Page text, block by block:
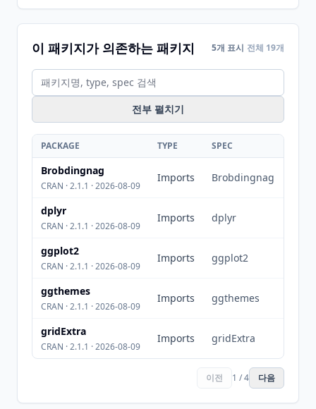
이 패키지가 의존하는 패키지 5개 표시 전체 19개
전부 펼치기
PACKAGE TYPE SPEC
Brobdingnag
CRAN · 2.1.1 · 2026-08-09
Imports Brobdingnag
dplyr
CRAN · 2.1.1 · 2026-08-09
Imports dplyr
ggplot2
CRAN · 2.1.1 · 2026-08-09
Imports ggplot2
ggthemes
CRAN · 2.1.1 · 2026-08-09
Imports ggthemes
gridExtra
CRAN · 2.1.1 · 2026-08-09
Imports gridExtra
이전 1 / 4 다음